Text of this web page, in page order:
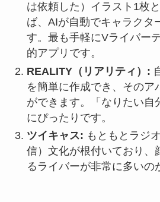
は依頼した）イラスト1枚
ば、AIが自動でキャラクタ
す。最も手軽にVライバー
的アプリです。
REALITY（リアリティ）:
を簡単に作成でき、そのア
ができます。「なりたい自
にぴったりです。
ツイキャス: もともとラジ
信）文化が根付いており、
るライバーが非常に多いの